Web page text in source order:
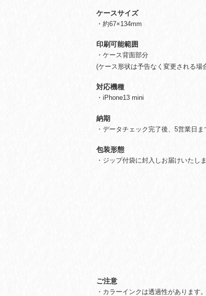
ケースサイズ
・約67×134mm
印刷可能範囲
・ケース背面部分
(ケース形状は予告なく変更される
対応機種
・iPhone13 mini
納期
・データチェック完了後、5営業日ま
包装形態
・ジップ付袋に封入しお届けいたしま
ご注意
・カラーインクは透過性があります。